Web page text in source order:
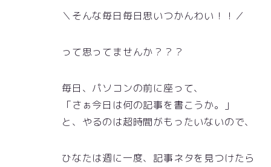
＼そんな毎日毎日思いつかんわい！！／
って思ってませんか？？？
毎日、パソコンの前に座って、
「さぁ今日は何の記事を書こうか。」
と、やるのは超時間がもったいないので、
ひなたは週に一度、記事ネタを見つけたら